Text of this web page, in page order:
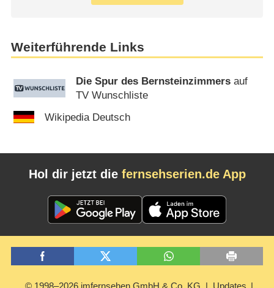
Weiterführende Links
Die Spur des Bernsteinzimmers auf
TV Wunschliste
Wikipedia Deutsch
Hol dir jetzt die fernsehserien.de App
© 1998–2026 imfernsehen GmbH & Co. KG Updates